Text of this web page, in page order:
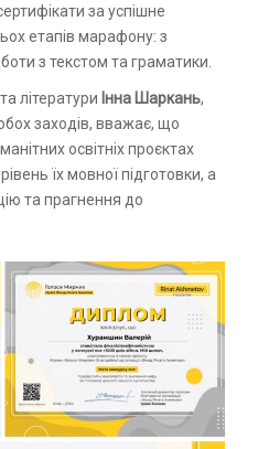
за успішне
етапів марафону: з
з текстом та граматики.
літератури Інна Шаркань,
заходів, вважає, що
освітніх проєктах
їх мовної підготовки, а
та прагнення до